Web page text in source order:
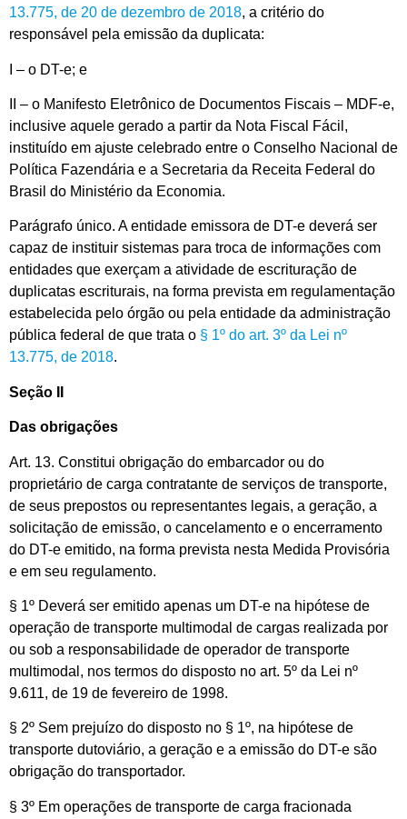
13.775, de 20 de dezembro de 2018, a critério do
responsável pela emissão da duplicata:
I – o DT-e; e
II – o Manifesto Eletrônico de Documentos Fiscais – MDF-e,
inclusive aquele gerado a partir da Nota Fiscal Fácil,
instituído em ajuste celebrado entre o Conselho Nacional de
Política Fazendária e a Secretaria da Receita Federal do
Brasil do Ministério da Economia.
Parágrafo único. A entidade emissora de DT-e deverá ser
capaz de instituir sistemas para troca de informações com
entidades que exerçam a atividade de escrituração de
duplicatas escriturais, na forma prevista em regulamentação
estabelecida pelo órgão ou pela entidade da administração
pública federal de que trata o § 1º do art. 3º da Lei nº
13.775, de 2018.
Seção II
Das obrigações
Art. 13. Constitui obrigação do embarcador ou do
proprietário de carga contratante de serviços de transporte,
de seus prepostos ou representantes legais, a geração, a
solicitação de emissão, o cancelamento e o encerramento
do DT-e emitido, na forma prevista nesta Medida Provisória
e em seu regulamento.
§ 1º Deverá ser emitido apenas um DT-e na hipótese de
operação de transporte multimodal de cargas realizada por
ou sob a responsabilidade de operador de transporte
multimodal, nos termos do disposto no art. 5º da Lei nº
9.611, de 19 de fevereiro de 1998.
§ 2º Sem prejuízo do disposto no § 1º, na hipótese de
transporte dutoviário, a geração e a emissão do DT-e são
obrigação do transportador.
§ 3º Em operações de transporte de carga fracionada